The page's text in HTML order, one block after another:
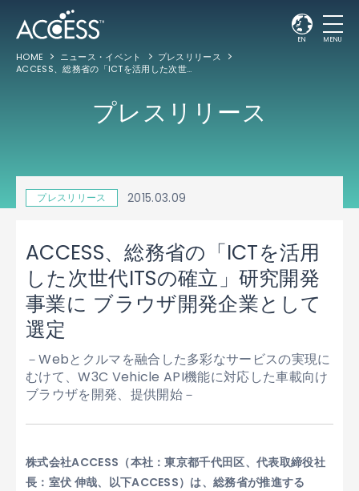
EN MENU
HOME ニュース・イベント
プレスリリース
ACCESS、総務省の「ICTを活用した次世代ITSの確立」研究開発事業に ブラウザ開発企業として選定
プレスリリース
プレスリリース 2015.03.09
ACCESS、総務省の「ICTを活用
した次世代ITSの確立」研究開発
事業に ブラウザ開発企業として
選定
－Webとクルマを融合した多彩なサービスの実現に
むけて、W3C Vehicle API機能に対応した車載向け
ブラウザを開発、提供開始－
株式会社ACCESS（本社：東京都千代田区、代表取締役社
長：室伏 伸哉、以下ACCESS）は、総務省が推進する